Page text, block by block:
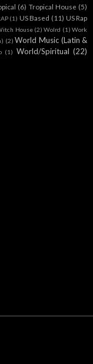
(6) Tropical House (5)
(1) US Based (11) US Rap
House (2) Wolrd (1) Work
(2) World Music (Latin &
(1) World/Spiritual (22)